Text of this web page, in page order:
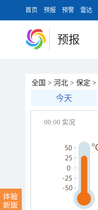
首页 预报 预警 雷达
预报
全国 > 河北 > 保定 >
今天
00:00 实况